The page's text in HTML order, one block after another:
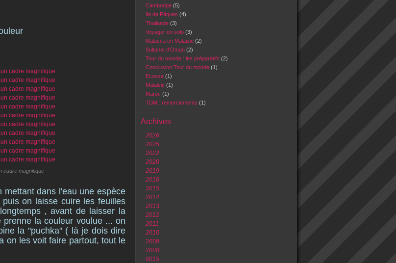
cadre magnifique
dans l'eau une espèce
on laisse cuire les feuilles
, avant de laisser la
prenne la couleur voulue ... on
la "puchka" ( là je dois dire
on les voit faire partout, tout le
Cambodge (5)
Ile de Pâques (4)
Thailande (3)
Voyager en solo (3)
Malacca en Malaisie (2)
Sultanat d'Oman (2)
Tour du monde : les préparatifs (2)
Conclusion Tour du monde (1)
Ecosse (1)
Malaisie (1)
Maroc (1)
TDM : remerciements (1)
Archives
2026
2025
2022
2020
2019
2016
2015
2014
2013
2012
2011
2010
2009
2008
0015